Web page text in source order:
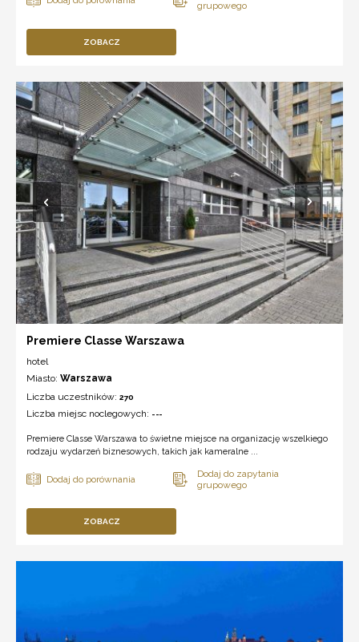
ZOBACZ
Premiere Classe Warszawa
hotel
Miasto: Warszawa
Liczba uczestników: 270
Liczba miejsc noclegowych: ---
Premiere Classe Warszawa to świetne miejsce na organizację wszelkiego
rodzaju wydarzeń biznesowych, takich jak kameralne ...
ZOBACZ